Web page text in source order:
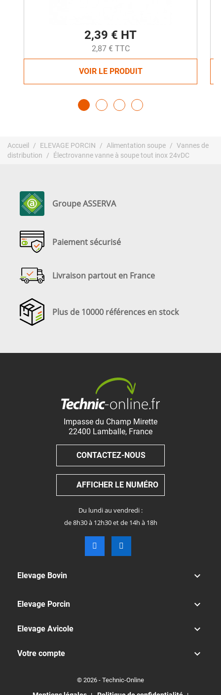
2,39 € HT
2,87 € TTC
VOIR LE PRODUIT
Accueil ELEVAGE PORCIN Alimentation soupe
Vannes de
distribution
Électrovanne vanne à soupe tout inox 24vDC
Groupe ASSERVA
Paiement sécurisé
Livraison partout en France
Plus de 10000 références en stock
Impasse du Champ Mirette
22400 Lamballe, France
CONTACTEZ-NOUS
AFFICHER LE NUMÉRO
Du lundi au vendredi :
de 8h30 à 12h30 et de 14h à 18h
Elevage Bovin 
Elevage Porcin 
Elevage Avicole 
Votre compte 
© 2026 - Technic-Online